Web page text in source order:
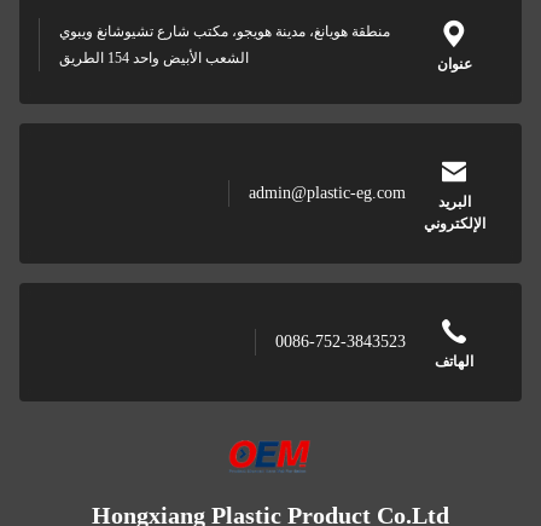
عنوان
منطقة هويانغ، مدينة هويجو، مكتب شارع تشيوشانغ ويبوي
الشعب الأبيض واحد 154 الطريق
البريد
الإلكتروني
admin@plastic-eg.com
الهاتف
0086-752-3843523
Hongxiang Plastic Product Co.Ltd